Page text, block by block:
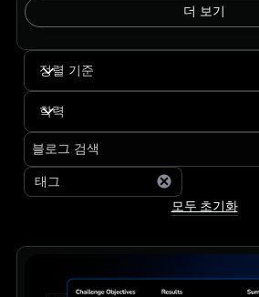
더 보기
정렬 기준
학력
태그
모두 초기화